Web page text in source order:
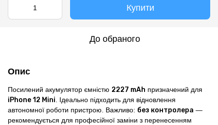
Купити
До обраного
Опис
Посилений акумулятор ємністю 2227 mAh призначений для
iPhone 12 Mini . Ідеально підходить для відновлення
автономної роботи пристрою. Важливо: без контролера —
рекомендується для професійної заміни з перенесенням